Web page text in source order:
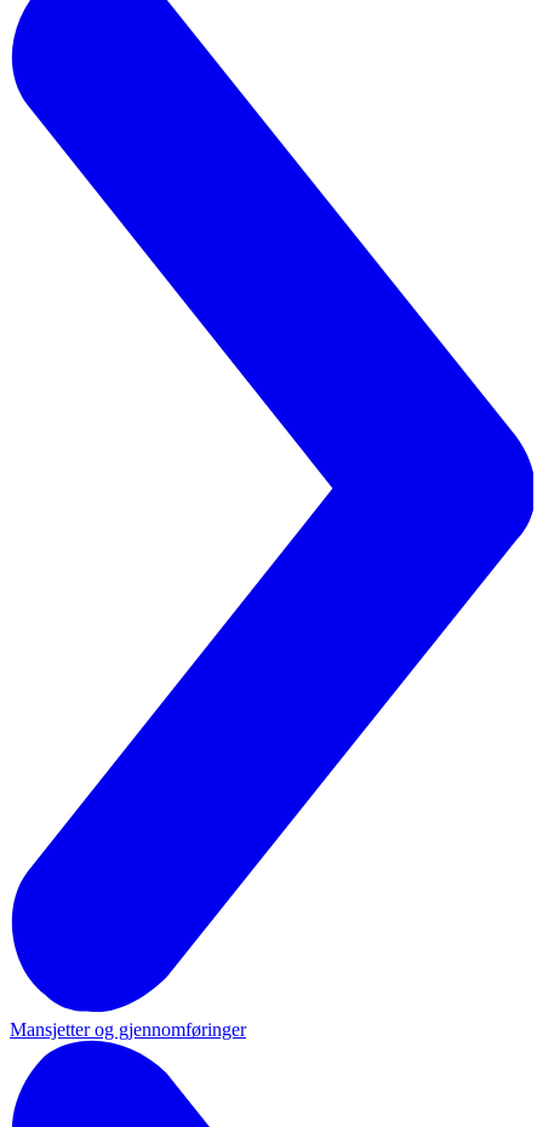
Mansjetter og gjennomføringer